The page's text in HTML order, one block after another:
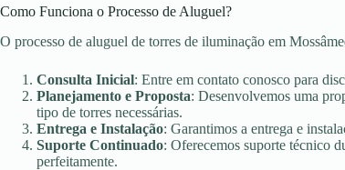
Como Funciona o Processo de Aluguel?
O processo de aluguel de torres de iluminação em
Consulta Inicial: Entre em contato conosco para
Planejamento e Proposta: Desenvolvemos uma
tipo de torres necessárias.
Entrega e Instalação: Garantimos a entrega e
Suporte Continuado: Oferecemos suporte técnico
perfeitamente.